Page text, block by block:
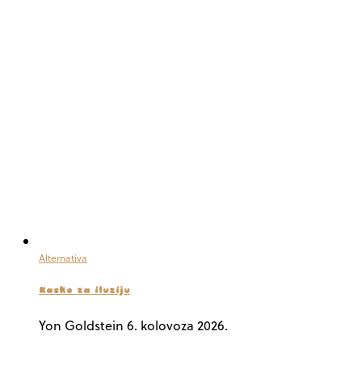
Alternativa
Kasko za iluziju
Yon Goldstein 6. kolovoza 2026.